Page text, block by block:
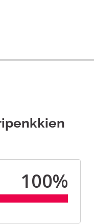
100%